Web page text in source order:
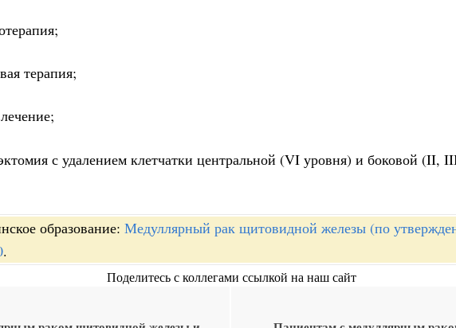
терапия;
с удалением клетчатки центральной (VI уровня) и боковой (II,
образование: Медуллярный рак щитовидной железы (по
.
Поделитесь с коллегами ссылкой на наш сайт